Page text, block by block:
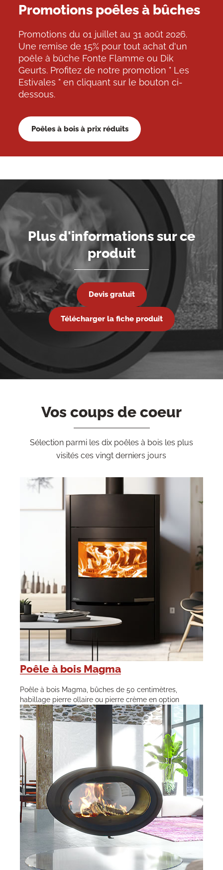
Promotions poêles à bûches
Promotions du 01 juillet au 31 août 2026.
Une remise de 15% pour tout achat d'un
poêle à bûche Fonte Flamme ou Dik
Geurts. Profitez de notre promotion " Les
Estivales " en cliquant sur le bouton ci-
dessous.
Poêles à bois à prix réduits
Plus d'informations sur ce
produit
Devis gratuit
Télécharger la fiche produit
Vos coups de coeur
Sélection parmi les dix poêles à bois les plus
visités ces vingt derniers jours
Poêle à bois Magma
Poêle à bois Magma, bûches de 50 centimètres,
habillage pierre ollaire ou pierre crème en option